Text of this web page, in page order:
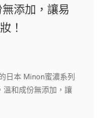
添加，讓易
！
日本 Minon蜜濃系列
溫和成份無添加，讓